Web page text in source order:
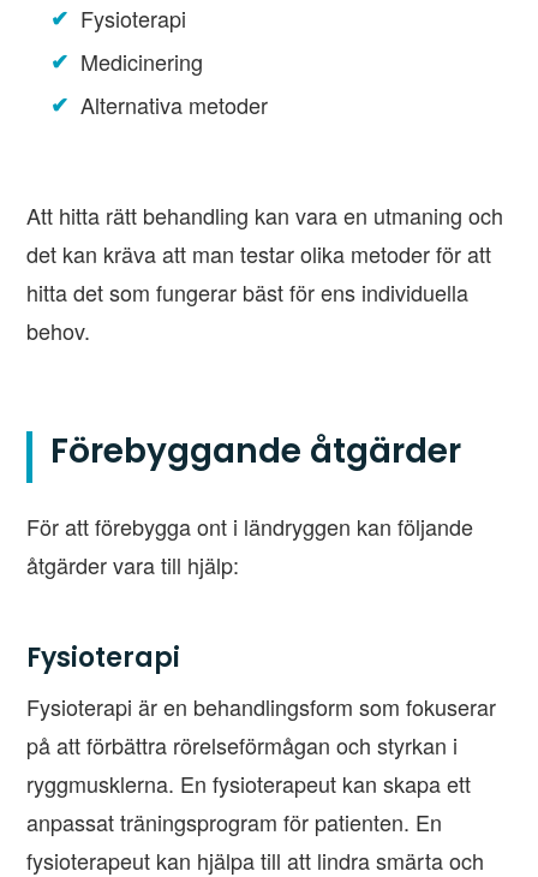
Fysioterapi
Medicinering
Alternativa metoder
Att hitta rätt behandling kan vara en utmaning och
det kan kräva att man testar olika metoder för att
hitta det som fungerar bäst för ens individuella
behov.
Förebyggande åtgärder
För att förebygga ont i ländryggen kan följande
åtgärder vara till hjälp:
Fysioterapi
Fysioterapi är en behandlingsform som fokuserar
på att förbättra rörelseförmågan och styrkan i
ryggmusklerna. En fysioterapeut kan skapa ett
anpassat träningsprogram för patienten. En
fysioterapeut kan hjälpa till att lindra smärta och